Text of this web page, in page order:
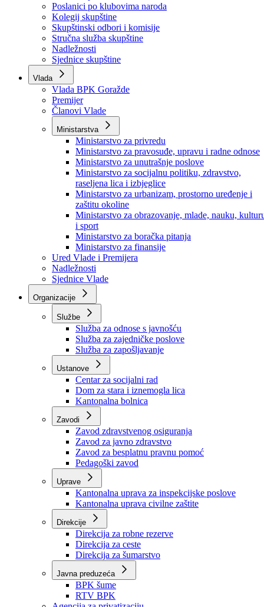
Skupština BPK Goražde
Rukovodstvo
Poslanici po strankama
Poslanici po klubovima naroda
Kolegij skupštine
Skupštinski odbori i komisije
Stručna služba skupštine
Nadležnosti
Sjednice skupštine
Vlada
Vlada BPK Goražde
Premijer
Članovi Vlade
Ministarstva
Ministarstvo za privredu
Ministarstvo za pravosuđe, upravu i radne odnose
Ministarstvo za unutrašnje poslove
Ministarstvo za socijalnu politiku, zdravstvo,
raseljena lica i izbjeglice
Ministarstvo za urbanizam, prostorno uređenje i
zaštitu okoline
Ministarstvo za obrazovanje, mlade, nauku,
i sport
Ministarstvo za boračka pitanja
Ministarstvo za finansije
Ured Vlade i Premijera
Nadležnosti
Sjednice Vlade
Organizacije
Službe
Služba za odnose s javnošću
Služba za zajedničke poslove
Služba za zapošljavanje
Ustanove
Centar za socijalni rad
Dom za stara i iznemogla lica
Kantonalna bolnica
Zavodi
Zavod zdravstvenog osiguranja
Zavod za javno zdravstvo
Zavod za besplatnu pravnu pomoć
Pedagoški zavod
Kantonalna uprava za inspekcijske poslove
Kantonalna uprava civilne zaštite
Direkcije
Direkcija za robne rezerve
Direkcija za ceste
Direkcija za šumarstvo